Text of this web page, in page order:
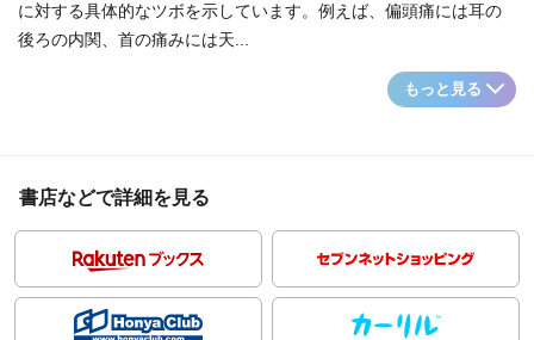
に対する具体的なツボを示しています。例えば、偏頭痛には耳の
後ろの内関、首の痛みには天...
もっと見る
書店などで詳細を見る